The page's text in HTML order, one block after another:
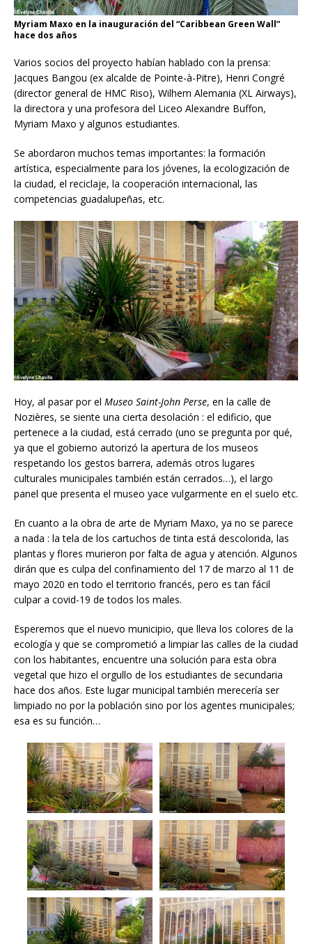
Myriam Maxo en la inauguración del “Caribbean Green Wall”
hace dos años
Varios socios del proyecto habían hablado con la prensa:
Jacques Bangou (ex alcalde de Pointe-à-Pitre), Henri Congré
(director general de HMC Riso), Wilhem Alemania (XL Airways),
la directora y una profesora del Liceo Alexandre Buffon,
Myriam Maxo y algunos estudiantes.
Se abordaron muchos temas importantes: la formación
artística, especialmente para los jóvenes, la ecologización de
la ciudad, el reciclaje, la cooperación internacional, las
competencias guadalupeñas, etc.
Hoy, al pasar por el Museo Saint-John Perse, en la calle de
Nozières, se siente una cierta desolación : el edificio, que
pertenece a la ciudad, está cerrado (uno se pregunta por qué,
ya que el gobierno autorizó la apertura de los museos
respetando los gestos barrera, además otros lugares
culturales municipales también están cerrados…), el largo
panel que presenta el museo yace vulgarmente en el suelo etc.
En cuanto a la obra de arte de Myriam Maxo, ya no se parece
a nada : la tela de los cartuchos de tinta está descolorida, las
plantas y flores murieron por falta de agua y atención. Algunos
dirán que es culpa del confinamiento del 17 de marzo al 11 de
mayo 2020 en todo el territorio francés, pero es tan fácil
culpar a covid-19 de todos los males.
Esperemos que el nuevo municipio, que lleva los colores de la
ecología y que se comprometió a limpiar las calles de la ciudad
con los habitantes, encuentre una solución para esta obra
vegetal que hizo el orgullo de los estudiantes de secundaria
hace dos años. Este lugar municipal también merecería ser
limpiado no por la población sino por los agentes municipales;
esa es su función…